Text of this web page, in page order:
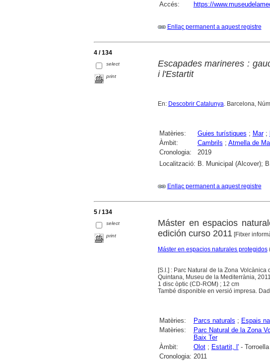
Accés:
https://
Enllaç permanent a aquest registre
4 / 134
select
print
Escapades marineres :
i l'Estartit
En: Descobrir Catalunya. Barcelona,
Matèries: Guies turístiques ; Mar;
Àmbit:
Cambrils ; Atmella de
Cronologia:
2019
Localització: B. Municipal (Alcover);
Enllaç permanent a aquest registre
5 / 134
select
print
Máster en espacios
edición curso 2011[Fitxer
Máster en espacios naturales protegidos
[S.l.] : Parc Natural de la Zona
Quintana, Museu de la Mediterrània, 2011
1 disc òptic (CD-ROM) ; 12 cm
També disponible en versió impresa.
Matèries: Parcs naturals ; Espais
Matèries:
Parc Natural de la Zona
Baix Ter
Àmbit:
Olot; Estartit, l'-
Cronologia: 2011